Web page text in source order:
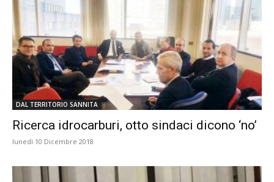
DAL TERRITORIO SANNITA
Ricerca idrocarburi, otto sindaci dicono ‘no’
lunedì 10 Dicembre 2018